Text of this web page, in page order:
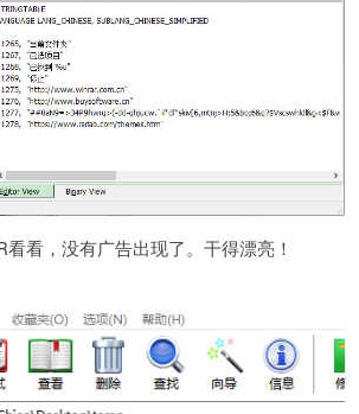
看，没有广告出现了。干得漂亮！